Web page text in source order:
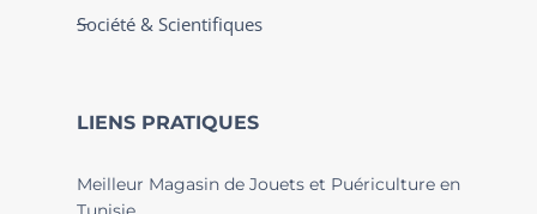
Société & Scientifiques
LIENS PRATIQUES
Meilleur Magasin de Jouets et Puériculture en